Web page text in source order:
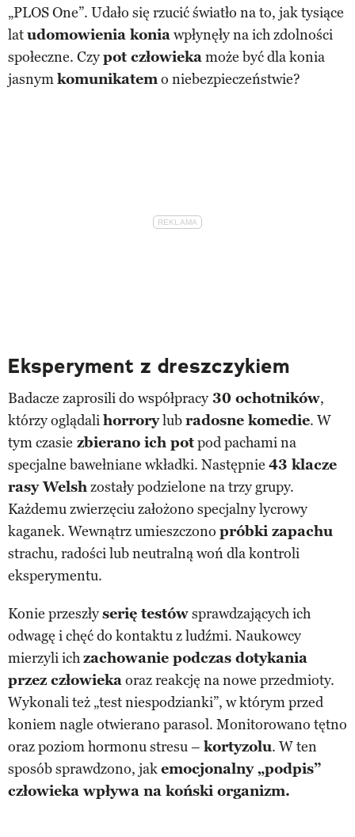
„PLOS One”. Udało się rzucić światło na to, jak tysiące
latudomowienia koniawpłynęły na ich zdolności
społeczne. Czypot człowiekamoże być dla konia
jasnymkomunikatemo niebezpieczeństwie?
Eksperyment z dreszczykiem
Badacze zaprosili do współpracy 30 ochotników,
którzy oglądalihorrorylubradosne komedie. W
tym czasie zbierano ich potpod pachami na
specjalne bawełniane wkładki. Następnie 43 klacze
rasy Welshzostały podzielone na trzy grupy.
Każdemu zwierzęciu założono specjalny lycrowy
kaganek. Wewnątrz umieszczono próbki zapachu
strachu, radości lub neutralną woń dla kontroli
eksperymentu.
Konie przeszłyserię testówsprawdzających ich
odwagę i chęć do kontaktu z ludźmi. Naukowcy
mierzyli ichzachowanie podczas dotykania
przez człowiekaoraz reakcję na nowe przedmioty.
Wykonali też „test niespodzianki”, w którym przed
koniem nagle otwierano parasol. Monitorowano tętno
oraz poziom hormonu stresu – kortyzolu. W ten
sposób sprawdzono, jakemocjonalny „podpis”
człowieka wpływa na koński organizm.